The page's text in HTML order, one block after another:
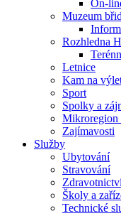
On-
Muzeum
Rozhledna
Letnice
Kam na
Sport
Spolky a
Mikroregion
Zajímavosti
Služby
Ubytování
Stravování
Školy a
Technické